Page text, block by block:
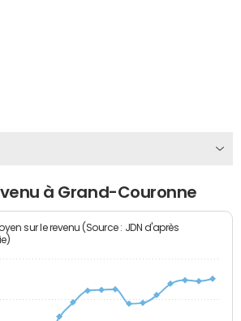
à Grand-Couronne
sur le revenu (Source : JDN d'après